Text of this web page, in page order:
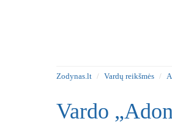
Zodynas.lt Vardų reikšmės A
Vardo